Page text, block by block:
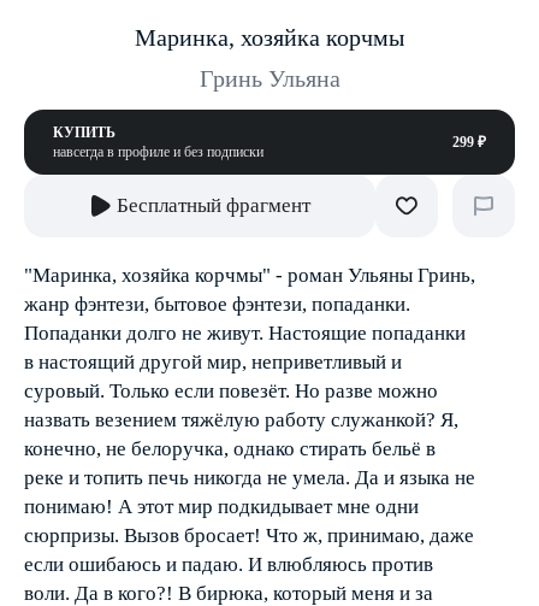
Маринка, хозяйка корчмы
Гринь Ульяна
КУПИТЬ
навсегда в профиле и без подписки
299 ₽
Бесплатный фрагмент
"Маринка, хозяйка корчмы" - роман Ульяны Гринь,
жанр фэнтези, бытовое фэнтези, попаданки.
Попаданки долго не живут. Настоящие попаданки
в настоящий другой мир, неприветливый и
суровый. Только если повезёт. Но разве можно
назвать везением тяжёлую работу служанкой? Я,
конечно, не белоручка, однако стирать бельё в
реке и топить печь никогда не умела. Да и языка не
понимаю! А этот мир подкидывает мне одни
сюрпризы. Вызов бросает! Что ж, принимаю, даже
если ошибаюсь и падаю. И влюбляюсь против
воли. Да в кого?! В бирюка, который меня и за